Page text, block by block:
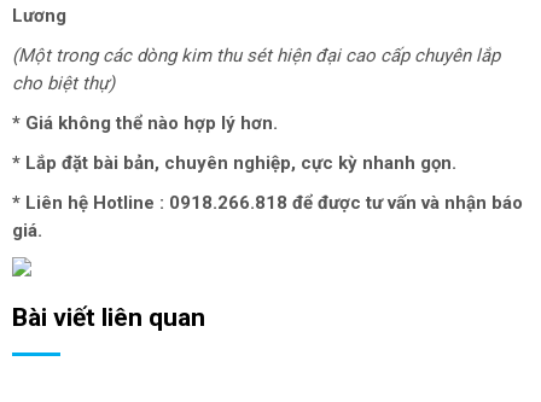
Lương
(Một trong các dòng kim thu sét hiện đại cao cấp chuyên lắp
cho biệt thự)
* Giá không thể nào hợp lý hơn.
* Lắp đặt bài bản, chuyên nghiệp, cực kỳ nhanh gọn.
* Liên hệ Hotline : 0918.266.818 để được tư vấn và nhận báo
giá.
Bài viết liên quan